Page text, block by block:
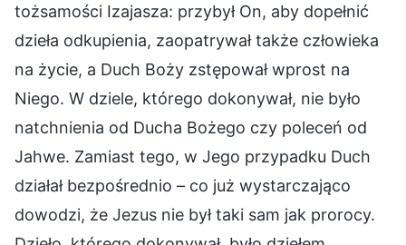
tożsamości Izajasza: przybył On, aby dopełnić
dzieła odkupienia, zaopatrywał także człowieka
na życie, a Duch Boży zstępował wprost na
Niego. W dziele, którego dokonywał, nie było
natchnienia od Ducha Bożego czy poleceń od
Jahwe. Zamiast tego, w Jego przypadku Duch
działał bezpośrednio – co już wystarczająco
dowodzi, że Jezus nie był taki sam jak prorocy.